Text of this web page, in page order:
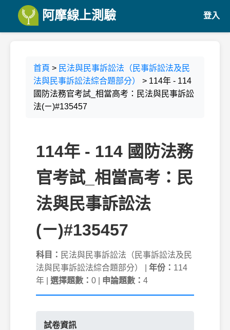
阿摩線上測驗 登入
首頁 > 民法與民事訴訟法（民事訴訟法及民
法與民事訴訟法綜合題部分）
> 114年 - 114
國防法務官考試_相當高考：民法與民事訴訟
法(ㄧ)#135457
114年 - 114 國防法務
官考試_相當高考：民
法與民事訴訟法
(ㄧ)#135457
科目： 民法與民事訴訟法（民事訴訟法及民
法與民事訴訟法綜合題部分） | 年份： 114
年 | 選擇題數： 0 | 申論題數： 4
試卷資訊